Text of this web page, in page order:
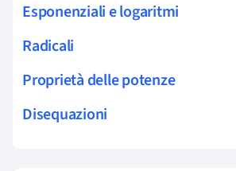
Esponenziali e logaritmi
Radicali
Proprietà delle potenze
Disequazioni